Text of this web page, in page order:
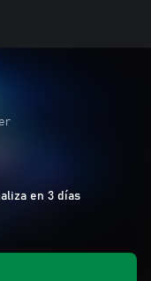
en 3 días